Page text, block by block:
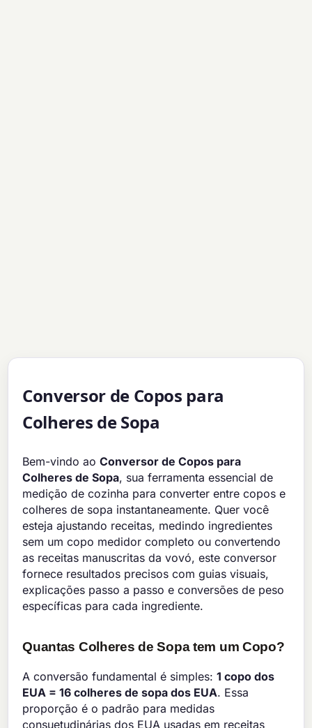
Conversor de Copos para
Colheres de Sopa
Bem-vindo aoConversor de Copos para
Colheres de Sopa, sua ferramenta essencial de
medição de cozinha para converter entre copos e
colheres de sopa instantaneamente. Quer você
esteja ajustando receitas, medindo ingredientes
sem um copo medidor completo ou convertendo
as receitas manuscritas da vovó, este conversor
fornece resultados precisos com guias visuais,
explicações passo a passo e conversões de peso
específicas para cada ingrediente.
Quantas Colheres de Sopa tem um Copo?
A conversão fundamental é simples:1 copo dos
EUA = 16 colheres de sopa dos EUA. Essa
proporção é o padrão para medidas
consuetudinárias dos EUA usadas em receitas